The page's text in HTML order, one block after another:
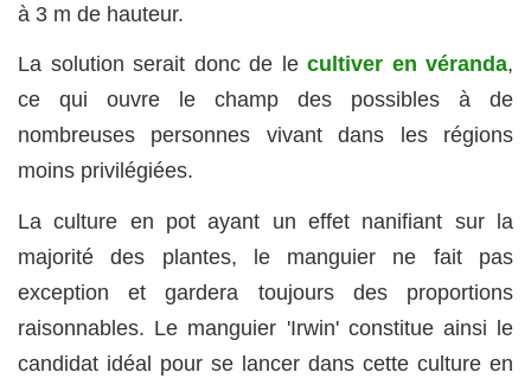
à 3 m de hauteur.
La solution serait donc de le cultiver en véranda,
ce qui ouvre le champ des possibles à de
nombreuses personnes vivant dans les régions
moins privilégiées.
La culture en pot ayant un effet nanifiant sur la
majorité des plantes, le manguier ne fait pas
exception et gardera toujours des proportions
raisonnables. Le manguier 'Irwin' constitue ainsi le
candidat idéal pour se lancer dans cette culture en